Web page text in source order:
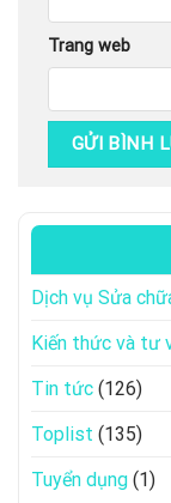
Trang web
Dịch vụ Sửa
Kiến thức và tư
Tin tức (126)
Toplist (135)
Tuyển dụng (1)